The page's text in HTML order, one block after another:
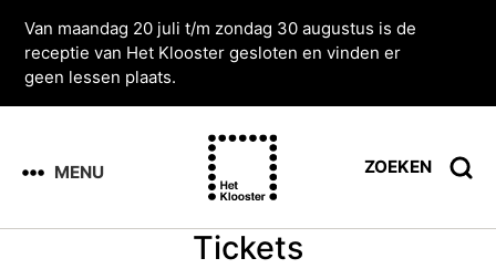
Van maandag 20 juli t/m zondag 30 augustus is de
receptie van Het Klooster gesloten en vinden er
geen lessen plaats.
MENU ZOEKEN
Tickets